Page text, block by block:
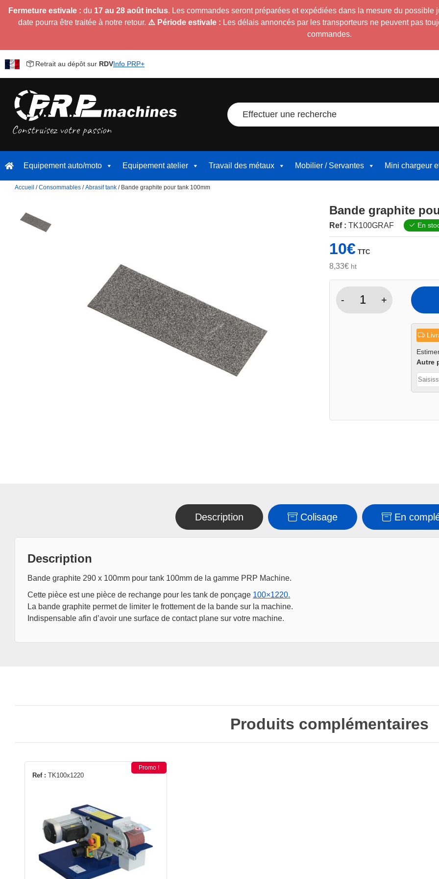
Fermeture estivale : du 17 au 28 août inclus. Les commandes seront préparées et expédiées dans la mesure du possible
date pourra être traitée à notre retour. ⚠️ Période estivale : Les délais annoncés par les transporteurs ne peuvent pas
commandes.
Retrait au dépôt sur RDVInfo PRP+
Effectuer une recherche
Equipement auto/moto Equipement atelier Travail des métaux Mobilier / Servantes Mini chargeur
Accueil /Consommables /Abrasif tank / Bande graphite pour tank 100mm
Bande graphite
Ref : TK100GRAF En
10€ TTC
8,33€ ht
-
quantité
+
Autre
Description Colisage En
Description
Bande graphite 290 x 100mm pour tank 100mm de la gamme PRP Machine.
Cette pièce est une pièce de rechange pour les tank de ponçage 100×1220.
La bande graphite permet de limiter le frottement de la bande sur la machine.
Indispensable afin d’avoir une surface de contact plane sur votre machine.
Produits complémentaires
Ref : TK100x1220
Promo !